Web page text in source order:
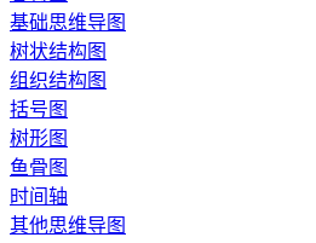
基础思维导图
树状结构图
组织结构图
括号图
树形图
鱼骨图
时间轴
其他思维导图